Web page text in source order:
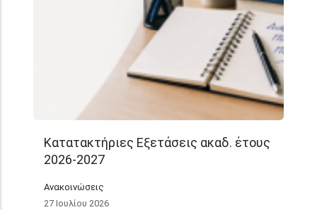
Κατατακτήριες Εξετάσεις ακαδ. έτους
2026-2027
Ανακοινώσεις
27 Ιουλίου 2026